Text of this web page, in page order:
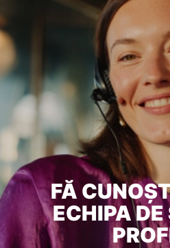
FĂ
ECHIPA DE